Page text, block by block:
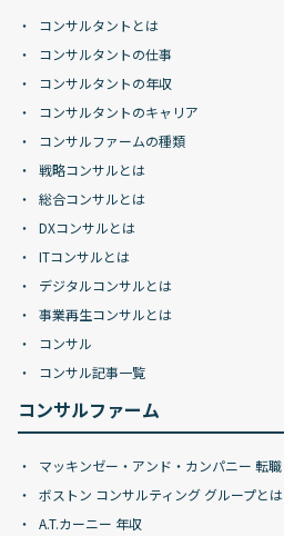
コンサルタントとは
コンサルタントの仕事
コンサルタントの年収
コンサルタントのキャリア
コンサルファームの種類
戦略コンサルとは
総合コンサルとは
DXコンサルとは
ITコンサルとは
デジタルコンサルとは
事業再生コンサルとは
コンサル
コンサル記事一覧
コンサルファーム
マッキンゼー・アンド・カンパニー 転職
ボストン コンサルティング グループとは
A.T.カーニー 年収